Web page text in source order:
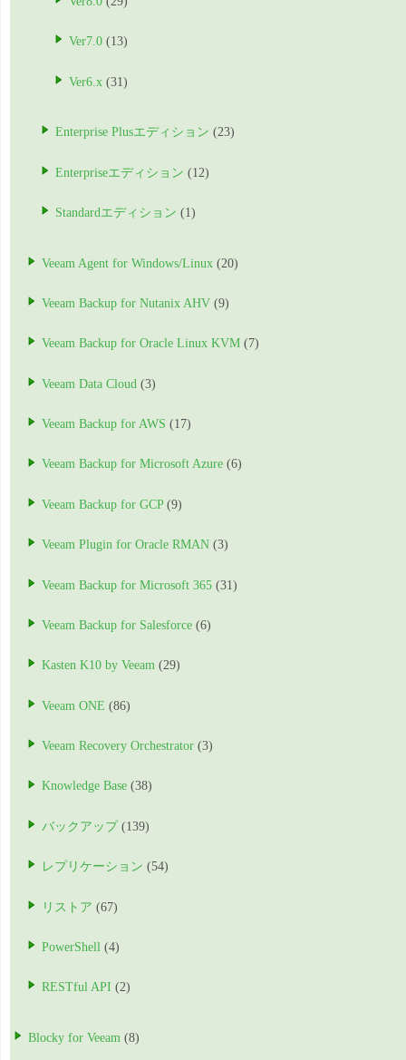
Ver7.0 (13)
Ver6.x (31)
Enterprise Plusエディション (23)
Enterpriseエディション (12)
Standardエディション (1)
Veeam Agent for Windows/Linux (20)
Veeam Backup for Nutanix AHV (9)
Veeam Backup for Oracle Linux KVM (7)
Veeam Data Cloud (3)
Veeam Backup for AWS (17)
Veeam Backup for Microsoft Azure (6)
Veeam Backup for GCP(9)
Veeam Plugin for Oracle RMAN (3)
Veeam Backup for Microsoft 365 (31)
Veeam Backup for Salesforce (6)
Kasten K10 by Veeam (29)
Veeam ONE (86)
Veeam Recovery Orchestrator (3)
Knowledge Base (38)
バックアップ (139)
レプリケーション (54)
リストア (67)
PowerShell (4)
RESTful API (2)
Blocky for Veeam (8)